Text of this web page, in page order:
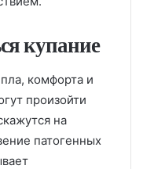
купание
комфорта и
произойти
на
патогенных